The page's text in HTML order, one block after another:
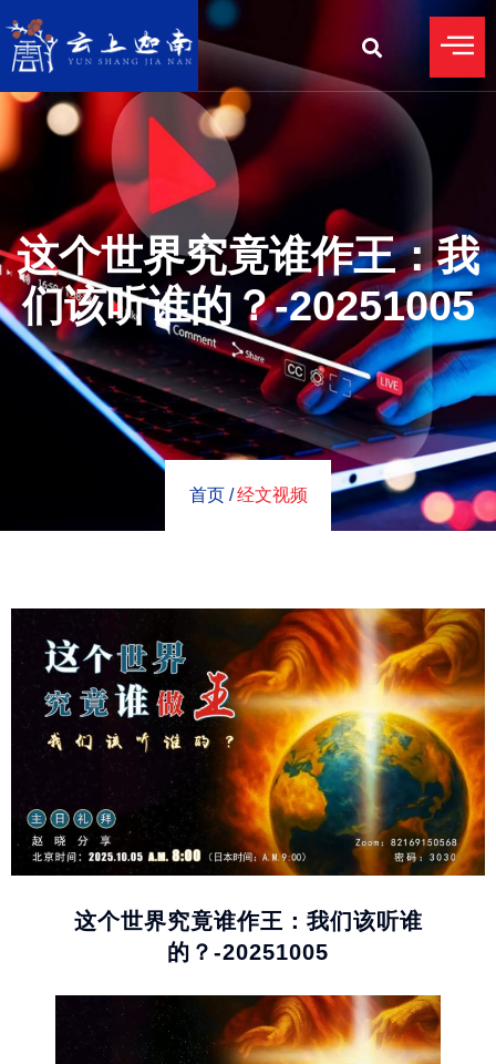
这个世界究竟谁作王：我
们该听谁的？-20251005
首页 / 经文视频
这个世界究竟谁作王：我们该听谁
的？-20251005